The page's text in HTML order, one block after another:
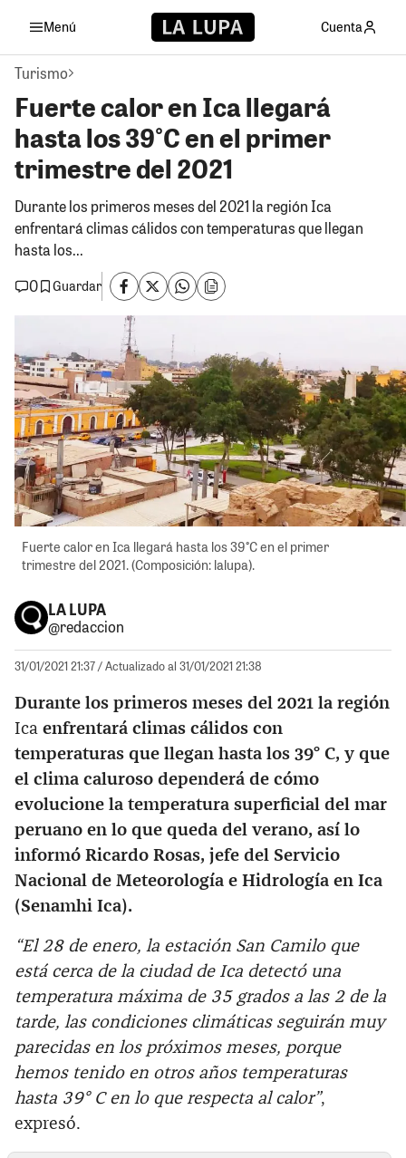
Menú Cuenta
Turismo
Fuerte calor en Ica llegará
hasta los 39°C en el primer
trimestre del 2021
Durante los primeros meses del 2021 la región Ica
enfrentará climas cálidos con temperaturas que llegan
hasta los...
0
Guardar
Fuerte calor en Ica llegará hasta los 39°C en el primer
trimestre del 2021. (Composición: lalupa).
LA LUPA
@redaccion
31/01/2021 21:37/ Actualizado al 31/01/2021 21:38
Durante los primeros meses del 2021 la región
Ica enfrentará climas cálidos con
temperaturas que llegan hasta los 39° C, y que
el clima caluroso dependerá de cómo
evolucione la temperatura superficial del mar
peruano en lo que queda del verano, así lo
informó Ricardo Rosas, jefe del Servicio
Nacional de Meteorología e Hidrología en Ica
(Senamhi Ica).
“El 28 de enero, la estación San Camilo que
está cerca de la ciudad de Ica detectó una
temperatura máxima de 35 grados a las 2 de la
tarde, las condiciones climáticas seguirán muy
parecidas en los próximos meses, porque
hemos tenido en otros años temperaturas
hasta 39° C en lo que respecta al calor”,
expresó.